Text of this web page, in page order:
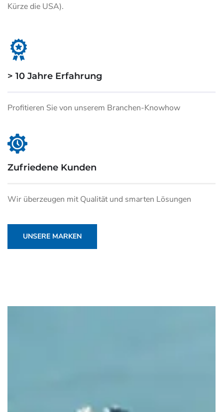
Kürze die USA).
> 10 Jahre Erfahrung
Profitieren Sie von unserem Branchen-Knowhow
Zufriedene Kunden
Wir überzeugen mit Qualität und smarten Lösungen
UNSERE MARKEN